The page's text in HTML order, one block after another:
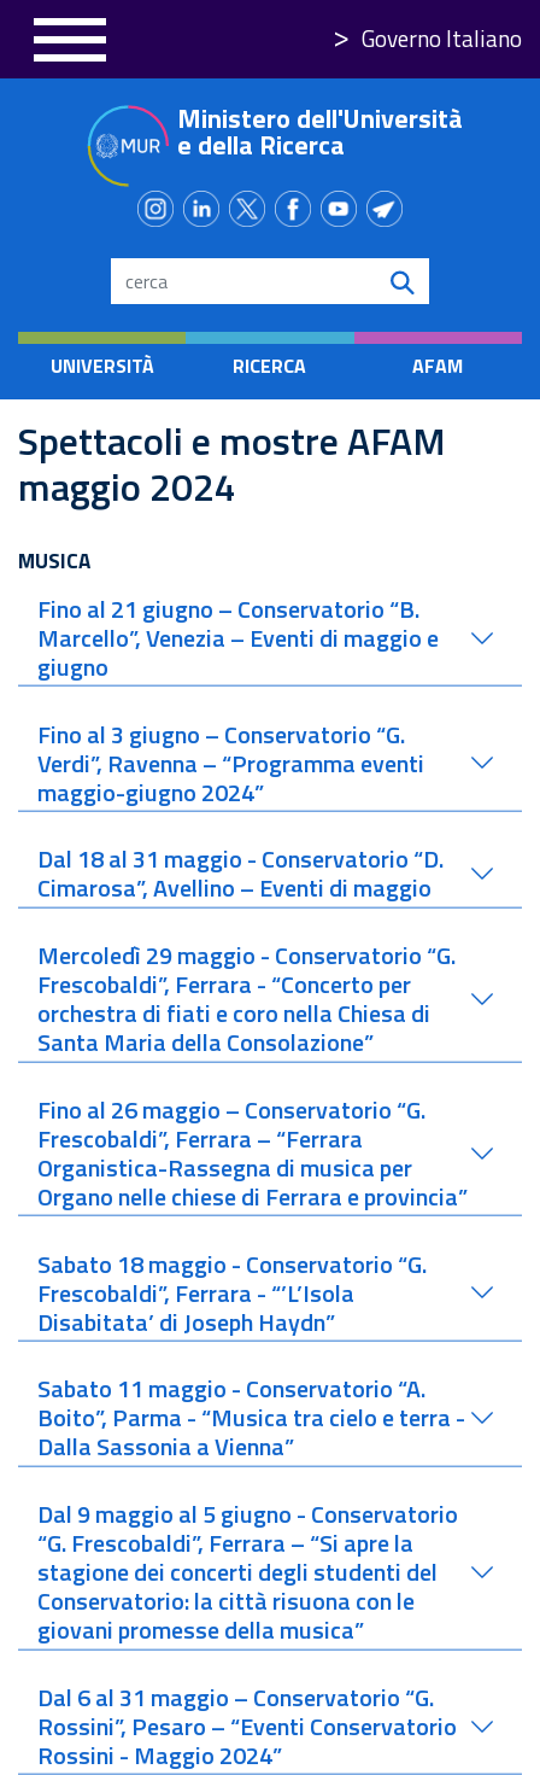
content
Governo Italiano
Ministero dell'Università
e della Ricerca
Search
UNIVERSITÀ RICERCA AFAM
Spettacoli e mostre AFAM
maggio 2024
MUSICA
Fino al 21 giugno – Conservatorio “B.
Marcello”, Venezia – Eventi di maggio e
giugno
Fino al 3 giugno – Conservatorio “G.
Verdi”, Ravenna – “Programma eventi
maggio-giugno 2024”
Dal 18 al 31 maggio - Conservatorio “D.
Cimarosa”, Avellino – Eventi di maggio
Mercoledì 29 maggio - Conservatorio “G.
Frescobaldi”, Ferrara - “Concerto per
orchestra di fiati e coro nella Chiesa di
Santa Maria della Consolazione”
Fino al 26 maggio – Conservatorio “G.
Frescobaldi”, Ferrara – “Ferrara
Organistica-Rassegna di musica per
Organo nelle chiese di Ferrara e provincia”
Sabato 18 maggio - Conservatorio “G.
Frescobaldi”, Ferrara - “’L’Isola
Disabitata’ di Joseph Haydn”
Sabato 11 maggio - Conservatorio “A.
Boito”, Parma - “Musica tra cielo e terra -
Dalla Sassonia a Vienna”
Dal 9 maggio al 5 giugno - Conservatorio
“G. Frescobaldi”, Ferrara – “Si apre la
stagione dei concerti degli studenti del
Conservatorio: la città risuona con le
giovani promesse della musica”
Dal 6 al 31 maggio – Conservatorio “G.
Rossini”, Pesaro – “Eventi Conservatorio
Rossini - Maggio 2024”